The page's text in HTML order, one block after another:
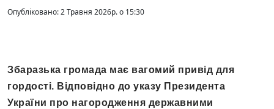
Опубліковано: 2 Травня 2026р. о 15:30
Збаразька громада має вагомий привід для
гордості. Відповідно до указу Президента
України про нагородження державними